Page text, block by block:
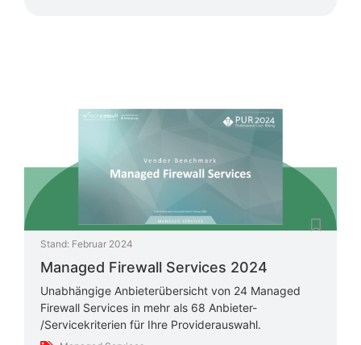
Stand: Februar 2024
Managed Firewall Services 2024
Unabhängige Anbieterübersicht von 24 Managed
Firewall Services in mehr als 68 Anbieter-
/Servicekriterien für Ihre Providerauswahl.